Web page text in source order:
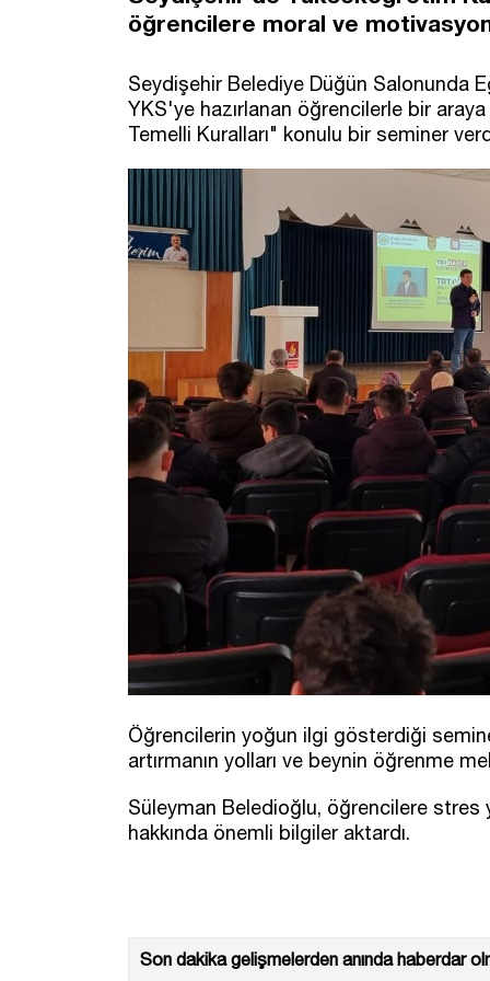
öğrencilere moral ve
Seydişehir Belediye Düğün Salonunda
YKS'ye hazırlanan öğrencilerle bir araya
Temelli Kuralları" konulu bir seminer
Öğrencilerin yoğun ilgi gösterdiği
artırmanın yolları ve beynin öğrenme
Süleyman Beledioğlu, öğrencilere
hakkında önemli bilgiler aktardı.
Son dakika gelişmelerden anında haberdar